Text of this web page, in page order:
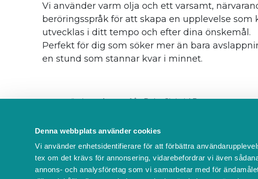
Denna webbplats använder cookies
Vi använder enhetsidentifierare för att förbättra
tex om det krävs för annonsering, vidarebefordrar vi även
annons- och analysföretag som vi samarbetar med för
Vi använder varm olja och ett varsamt,
beröringsspråk för att skapa en upplevelse som
utvecklas i ditt tempo och efter dina önskemål.
Perfekt för dig som söker mer än bara
en stund som stannar kvar i minnet.
pmr använderBoka.se- från Boka Global AB